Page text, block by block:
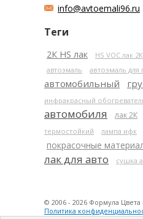
info@avtoemali96.ru
Теги
2К HS лак HS VOC лак 2К
автоэмаль
автоэмаль для
автомобильный
инфракрасный
автомобиля
лак 2К
термостойкий
лампа ифк
покрасочные
лак для авто
сушка
© 2006 - 2026 Формула Цвета
Политика